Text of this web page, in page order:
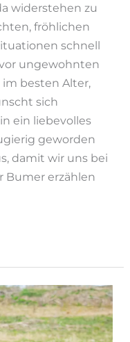
widerstehen zu
fröhlichen
schnell
ungewohnten
im besten Alter,
sich
ein liebevolles
geworden
damit wir uns bei
Bumer erzählen